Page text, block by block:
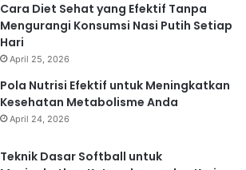
Cara Diet Sehat yang Efektif Tanpa
Mengurangi Konsumsi Nasi Putih Setiap
Hari
April 25, 2026
Pola Nutrisi Efektif untuk Meningkatkan
Kesehatan Metabolisme Anda
April 24, 2026
Teknik Dasar Softball untuk